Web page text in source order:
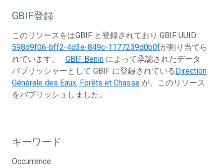
GBIF登録
このリソースをはGBIF と登録されており GBIF UUID:
598d9f06-bff2-4d3e-849c-1177239d0b0fが割り当てら
れています。 GBIF Benin によって承認されたデータ
パブリッシャーとして GBIF に登録されているDirection
Générale des Eaux, Forêts et Chasse が、このリソース
をパブリッシュしました。
キーワード
Occurrence